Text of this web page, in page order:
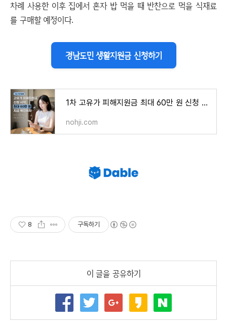
차례 사용한 이후 집에서 혼자 밥 먹을 때 반찬으로 먹을 식재료
를 구매할 예정이다.
경남도민 생활지원금 신청하기
1차 고유가 피해지원금 최대 60만 원 신청 기간 및 방법
nohji.com
8 구독하기
이 글을 공유하기